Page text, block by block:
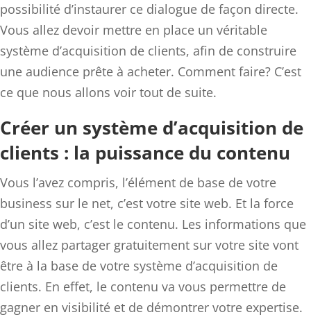
possibilité d’instaurer ce dialogue de façon directe.
Vous allez devoir mettre en place un véritable
système d’acquisition de clients, afin de construire
une audience prête à acheter. Comment faire? C’est
ce que nous allons voir tout de suite.
Créer un système d’acquisition de
clients : la puissance du contenu
Vous l’avez compris, l’élément de base de votre
business sur le net, c’est votre site web. Et la force
d’un site web, c’est le contenu. Les informations que
vous allez partager gratuitement sur votre site vont
être à la base de votre système d’acquisition de
clients. En effet, le contenu va vous permettre de
gagner en visibilité et de démontrer votre expertise.